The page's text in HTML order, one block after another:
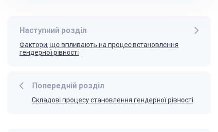
Попередній розділ
Складові процесу становлення гендерної рівності
Наступний розділ
Фактори, що впливають на процес встановлення
гендерної рівності